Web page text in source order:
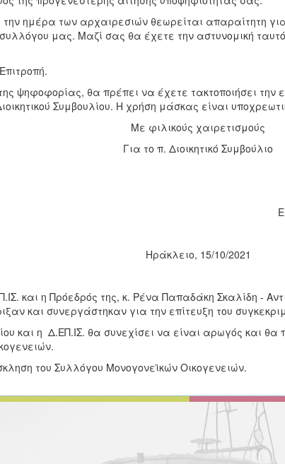
ημέρα των αρχαιρεσιών θεωρείται απαραίτητη
μας. Μαζί σας θα έχετε την αστυνομική
ψηφοφορίας, θα πρέπει να έχετε τακτοποιήσει
Συμβουλίου. Η χρήση μάσκας είναι
Με φιλικούς χαιρετισμούς
Για το π. Διοικητικό Συμβούλιο
Η
Ελευθερία
Ηράκλειο, 15/10/2021
και η Πρόεδρός της, κ. Ρένα Παπαδάκη Σκαλίδη -
και συνεργάστηκαν για την επίτευξη του
και η Δ.ΕΠ.ΙΣ. θα συνεχίσει να είναι αρωγός και θα
του Συλλόγου Μονογονεϊκών Οικογενειών.